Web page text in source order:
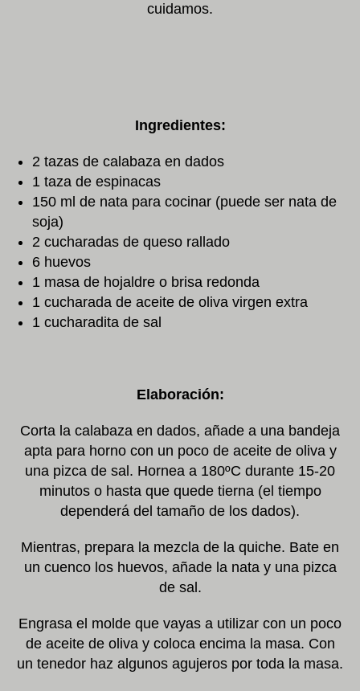
cuidamos.
Ingredientes:
2 tazas de calabaza en dados
1 taza de espinacas
150 ml de nata para cocinar (puede ser nata de
soja)
2 cucharadas de queso rallado
6 huevos
1 masa de hojaldre o brisa redonda
1 cucharada de aceite de oliva virgen extra
1 cucharadita de sal
Elaboración:
Corta la calabaza en dados, añade a una bandeja
apta para horno con un poco de aceite de oliva y
una pizca de sal. Hornea a 180ºC durante 15-20
minutos o hasta que quede tierna (el tiempo
dependerá del tamaño de los dados).
Mientras, prepara la mezcla de la quiche. Bate en
un cuenco los huevos, añade la nata y una pizca
de sal.
Engrasa el molde que vayas a utilizar con un poco
de aceite de oliva y coloca encima la masa. Con
un tenedor haz algunos agujeros por toda la masa.